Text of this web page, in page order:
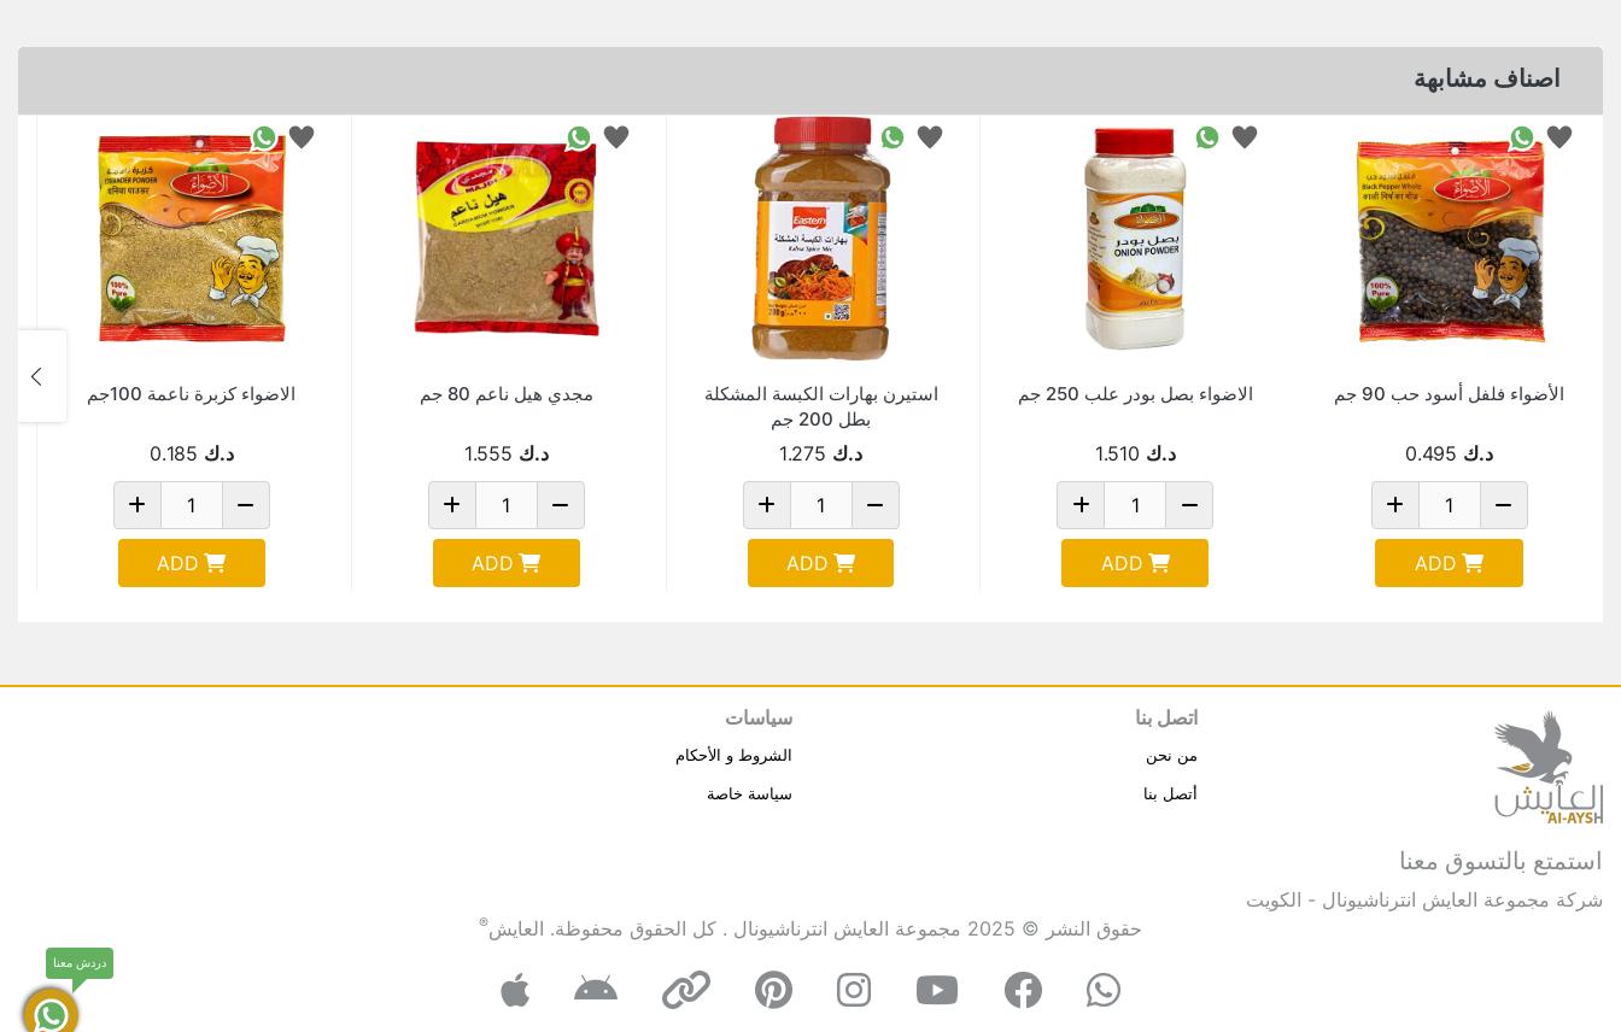
اصناف مشابهة
الأضواء فلفل أسود حب 90 جم
د.ك 0.495
ADD
الاضواء بصل بودر علب 250 جم
د.ك 1.510
ADD
استيرن بهارات الكبسة المشكلة
بطل 200 جم
د.ك 1.275
ADD
مجدي هيل ناعم 80 جم
د.ك 1.555
ADD
الاضواء كزبرة ناعمة 100جم
د.ك 0.185
ADD
استمتع بالتسوق معنا
شركة مجموعة العايش انترناشيونال - الكويت
اتصل بنا
من نحن
أتصل بنا
سياسات
الشروط و الأحكام
سياسة خاصة
حقوق النشر © 2025 مجموعة العايش انترناشيونال . كل الحقوق محفوظة. العايش®
دردش معنا